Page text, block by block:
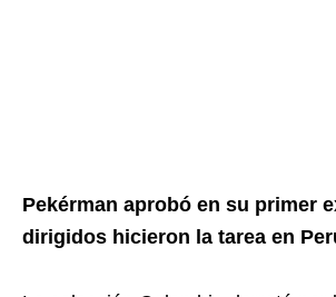
Pekérman aprobó en su primer
dirigidos hicieron la tarea en